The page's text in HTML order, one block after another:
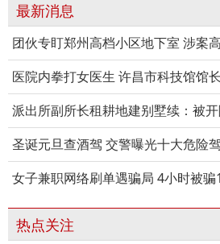
最新消息
团伙专盯郑州高档小区地下室 涉案
医院内拳打女医生 许昌市科技馆馆
派出所副所长租耕地建别墅续：被
圣诞元旦查酒驾 交警曝光十大危险
女子兼职网络刷单遇骗局 4小时被骗
热点关注